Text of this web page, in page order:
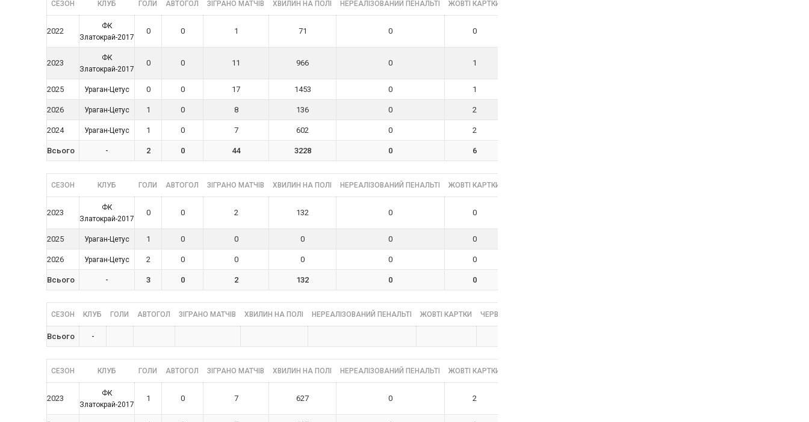
СЕЗОН КЛУБ ГОЛИ АВТОГОЛ ЗІГРАНО МАТЧІВ ХВИЛИН НА ПОЛІ НЕРЕАЛІЗОВАНИЙ ПЕНАЛЬТІ ЖОВТІ КАРТКИ
2022
ФК
Златокрай-2017
0 0 1 71 0 0
2023
ФК
Златокрай-2017
0 0 11 966 0 1
2025 Ураган-Цетус 0 0 17 1453 0 1
2026 Ураган-Цетус 1 0 8 136 0 2
2024 Ураган-Цетус 1 0 7 602 0 2
Всього - 2 0 44 3228 0 6
СЕЗОН КЛУБ ГОЛИ АВТОГОЛ ЗІГРАНО МАТЧІВ ХВИЛИН НА ПОЛІ НЕРЕАЛІЗОВАНИЙ ПЕНАЛЬТІ ЖОВТІ КАРТКИ
2023
ФК
Златокрай-2017
0 0 2 132 0 0
2025 Ураган-Цетус 1 0 0 0 0 0
2026 Ураган-Цетус 2 0 0 0 0 0
Всього - 3 0 2 132 0 0
СЕЗОН КЛУБ ГОЛИ АВТОГОЛ ЗІГРАНО МАТЧІВ ХВИЛИН НА ПОЛІ НЕРЕАЛІЗОВАНИЙ ПЕНАЛЬТІ ЖОВТІ КАРТКИ ЧЕРВОНІ КАРТКИ
Всього -
СЕЗОН КЛУБ ГОЛИ АВТОГОЛ ЗІГРАНО МАТЧІВ ХВИЛИН НА ПОЛІ НЕРЕАЛІЗОВАНИЙ ПЕНАЛЬТІ ЖОВТІ КАРТКИ
2023
ФК
Златокрай-2017
1 0 7 627 0 2